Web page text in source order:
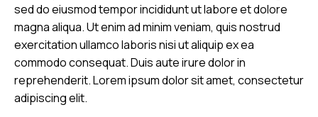
sed do eiusmod tempor incididunt ut labore et dolore
magna aliqua. Ut enim ad minim veniam, quis nostrud
exercitation ullamco laboris nisi ut aliquip ex ea
commodo consequat. Duis aute irure dolor in
reprehenderit. Lorem ipsum dolor sit amet, consectetur
adipiscing elit.